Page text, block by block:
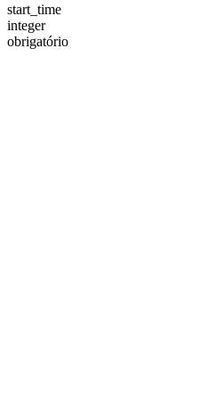
start_time
integer
obrigatório